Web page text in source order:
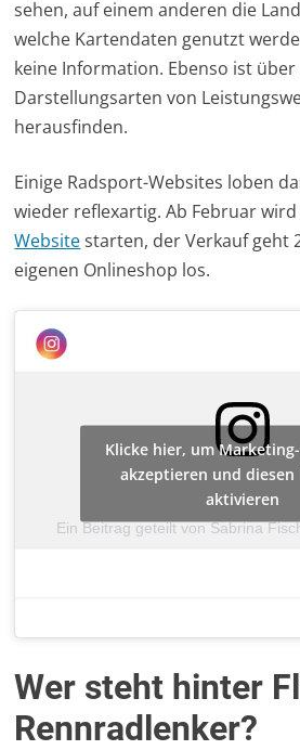
sehen, auf einem anderen die
welche Kartendaten genutzt
keine Information. Ebenso ist
Darstellungsarten von
herausfinden.
Einige Radsport-Websites loben
wieder reflexartig. Ab Februar
Websitestarten, der Verkauf geht
eigenen Onlineshop los.
Ein Beitrag geteilt von Sabrina
Klicke hier, um
akzeptieren und diesen
aktivieren
Wer steht hinter
Rennradlenker?